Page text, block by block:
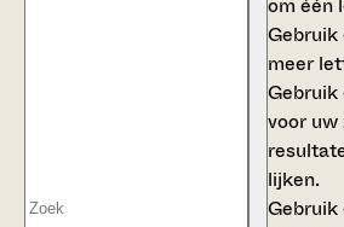
Gebruik
meer
Gebruik
voor
lijken.
Gebruik